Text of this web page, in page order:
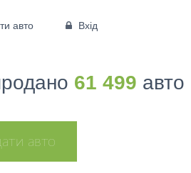
авто Вхід
61 499 авто
авто